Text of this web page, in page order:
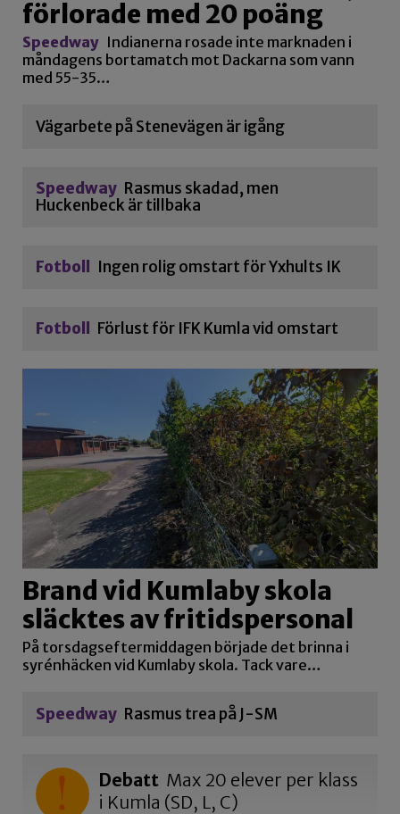
förlorade med 20 poäng
Speedway Indianerna rosade inte marknaden i
måndagens bortamatch mot Dackarna som vann
med 55-35…
Vägarbete på Stenevägen är igång
Speedway Rasmus skadad, men
Huckenbeck är tillbaka
Fotboll Ingen rolig omstart för Yxhults IK
Fotboll Förlust för IFK Kumla vid omstart
Brand vid Kumlaby skola
släcktes av fritidspersonal
På torsdagseftermiddagen började det brinna i
syrénhäcken vid Kumlaby skola. Tack vare…
Speedway Rasmus trea på J-SM
Debatt Max 20 elever per klass
i Kumla (SD, L, C)